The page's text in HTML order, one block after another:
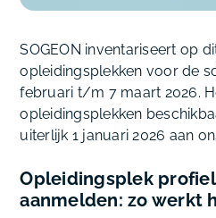
SOGEON inventariseert op
opleidingsplekken voor de
februari t/m 7 maart 2026.
opleidingsplekken
uiterlijk 1 januari 2026 aan
Opleidingsplek
aanmelden: zo werkt